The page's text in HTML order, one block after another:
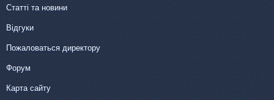
Статті та новини
Відгуки
Пожаловаться директору
Форум
Карта сайту